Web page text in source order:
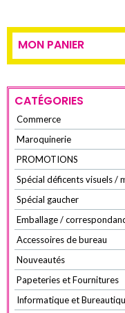
dessin
polypro
UNI
Incolore
calligraphe
MON PANIER
CATÉGORIES
Commerce
Maroquinerie
PROMOTIONS
Spécial déficents visuels /
Spécial gaucher
Emballage /
Accessoires de bureau
Nouveautés
Papeteries et Fournitures
Informatique et